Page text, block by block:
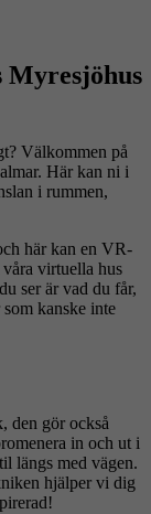
Myresjöhus
Välkommen på
Här kan ni i
i rummen,
här kan en VR-
virtuella hus
ser är vad du får,
kanske inte
den gör också
in och ut i
längs med vägen.
hjälper vi dig